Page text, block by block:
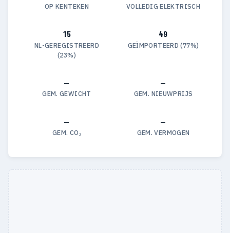
OP KENTEKEN VOLLEDIG ELEKTRISCH
15
NL-GEREGISTREERD
(23%)
49
GEÏMPORTEERD (77%)
—
GEM. GEWICHT
—
GEM. NIEUWPRIJS
—
GEM. CO₂
—
GEM. VERMOGEN